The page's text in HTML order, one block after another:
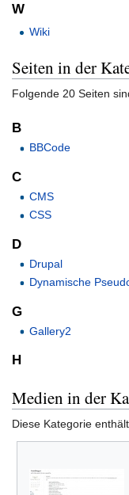
W
Wiki
Seiten in der
Folgende 20 Seiten
B
BBCode
C
CMS
CSS
D
Drupal
Dynamische
G
Gallery2
H
Medien in der
Diese Kategorie